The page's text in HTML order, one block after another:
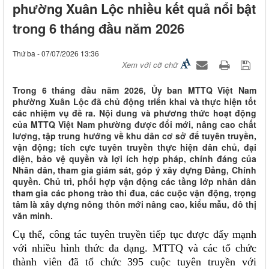
phường Xuân Lộc nhiều kết quả nổi bật
trong 6 tháng đầu năm 2026
Thứ ba - 07/07/2026 13:36
Xem với cỡ chữ
Trong 6 tháng đầu năm 2026, Ủy ban MTTQ Việt Nam
phường Xuân Lộc đã chủ động triển khai và thực hiện tốt
các nhiệm vụ đề ra. Nội dung và phương thức hoạt động
của MTTQ Việt Nam phường được đổi mới, nâng cao chất
lượng, tập trung hướng về khu dân cơ sở để tuyên truyền,
vận động; tích cực tuyên truyền thực hiện dân chủ, đại
diện, bảo vệ quyền và lợi ích hợp pháp, chính đáng của
Nhân dân, tham gia giám sát, góp ý xây dựng Đảng, Chính
quyền. Chủ trì, phối hợp vận động các tầng lớp nhân dân
tham gia các phong trào thi đua, các cuộc vận động, trọng
tâm là xây dựng nông thôn mới nâng cao, kiểu mẫu, đô thị
văn minh.
Cụ thể, công tác tuyên truyền tiếp tục được đẩy mạnh
với nhiều hình thức đa dạng. MTTQ và các tổ chức
thành viên đã tổ chức 395 cuộc tuyên truyền với